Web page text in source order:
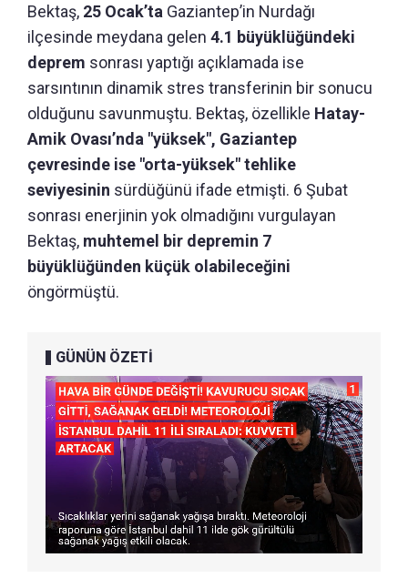
Bektaş, 25 Ocak’ta Gaziantep’in Nurdağı
ilçesinde meydana gelen 4.1 büyüklüğündeki
deprem sonrası yaptığı açıklamada ise
sarsıntının dinamik stres transferinin bir sonucu
olduğunu savunmuştu. Bektaş, özellikle Hatay-
Amik Ovası’nda "yüksek", Gaziantep
çevresinde ise "orta-yüksek" tehlike
seviyesinin sürdüğünü ifade etmişti. 6 Şubat
sonrası enerjinin yok olmadığını vurgulayan
Bektaş, muhtemel bir depremin 7
büyüklüğünden küçük olabileceğini
öngörmüştü.
GÜNÜN ÖZETİ